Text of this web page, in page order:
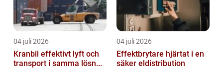
04 juli 2026
Kranbil effektivt lyft och
transport i samma lösn...
04 juli 2026
Effektbrytare hjärtat i en
säker eldistribution